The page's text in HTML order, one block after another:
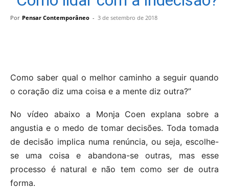
Por Pensar Contemporâneo - 3 de setembro de 2018
Como saber qual o melhor caminho a seguir quando
o coração diz uma coisa e a mente diz outra?”
No vídeo abaixo a Monja Coen explana sobre a
angustia e o medo de tomar decisões. Toda tomada
de decisão implica numa renúncia, ou seja, escolhe-
se uma coisa e abandona-se outras, mas esse
processo é natural e não tem como ser de outra
forma.